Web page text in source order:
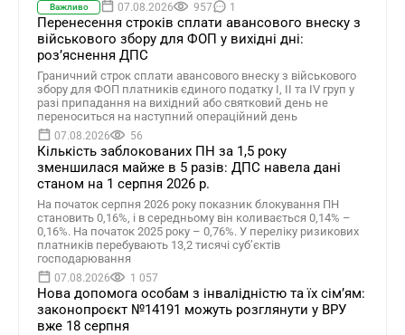
Важливо 07.08.2026 957 1
Перенесення строків сплати авансового внеску з
військового збору для ФОП у вихідні дні:
роз’яснення ДПС
Граничний строк сплати авансового внеску з військового
збору для ФОП платників єдиного податку І, ІІ та ІV груп у
разі припадання на вихідний або святковий день не
переноситься на наступний операційний день
07.08.2026 56
Кількість заблокованих ПН за 1,5 року
зменшилася майже в 5 разів: ДПС навела дані
станом на 1 серпня 2026 р.
На початок серпня 2026 року показник блокування ПН
становить 0,16%, і в середньому він коливається 0,14% –
0,16%. На початок 2025 року – 0,76%. У переліку ризикових
платників перебувають 13,2 тисячі суб’єктів
господарювання
07.08.2026 1 057
Нова допомога особам з інвалідністю та їх сімʼям:
законопроєкт №14191 можуть розглянути у ВРУ
вже 18 серпня